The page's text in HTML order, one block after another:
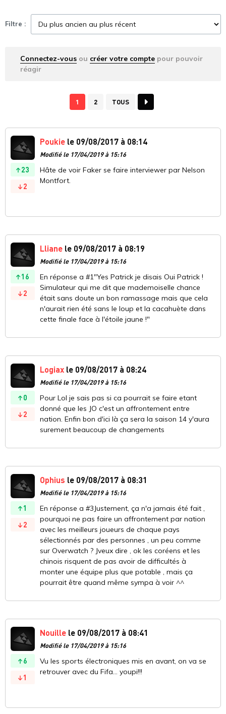
Filtre :
Connectez-vous ou créer votre compte pour pouvoir
réagir
1 2 TOUS
23
2
Poukie le 09/08/2017 à 08:14
Modifié le 17/04/2019 à 15:16
Hâte de voir Faker se faire interviewer par Nelson
Montfort.
16
2
Lliane le 09/08/2017 à 08:19
Modifié le 17/04/2019 à 15:16
En réponse a #1"Yes Patrick je disais Oui Patrick !
Simulateur qui me dit que mademoiselle chance
était sans doute un bon ramassage mais que cela
n'aurait rien été sans le loup et la cacahuète dans
cette finale face à l'étoile jaune !"
0
2
Logiax le 09/08/2017 à 08:24
Modifié le 17/04/2019 à 15:16
Pour Lol je sais pas si ca pourrait se faire etant
donné que les JO c'est un affrontement entre
nation. Enfin bon d'ici là ça sera la saison 14 y'aura
surement beaucoup de changements
1
2
Ophius le 09/08/2017 à 08:31
Modifié le 17/04/2019 à 15:16
En réponse a #3Justement, ça n'a jamais été fait ,
pourquoi ne pas faire un affrontement par nation
avec les meilleurs joueurs de chaque pays
sélectionnés par des personnes , un peu comme
sur Overwatch ? Jveux dire , ok les coréens et les
chinois risquent de pas avoir de difficultés à
monter une équipe plus que potable , mais ça
pourrait être quand même sympa à voir ^^
6
1
Nouille le 09/08/2017 à 08:41
Modifié le 17/04/2019 à 15:16
Vu les sports électroniques mis en avant, on va se
retrouver avec du Fifa... youpi!!!